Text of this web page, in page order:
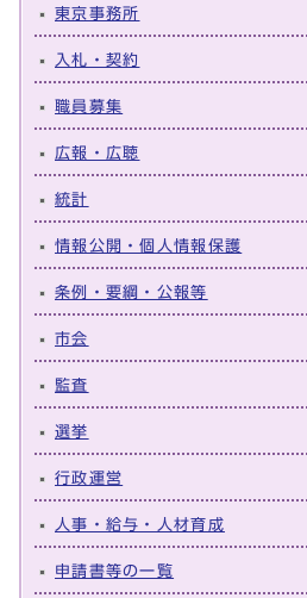
東京事務所
入札・契約
職員募集
広報・広聴
統計
情報公開・個人情報保護
条例・要綱・公報等
市会
監査
選挙
行政運営
人事・給与・人材育成
申請書等の一覧